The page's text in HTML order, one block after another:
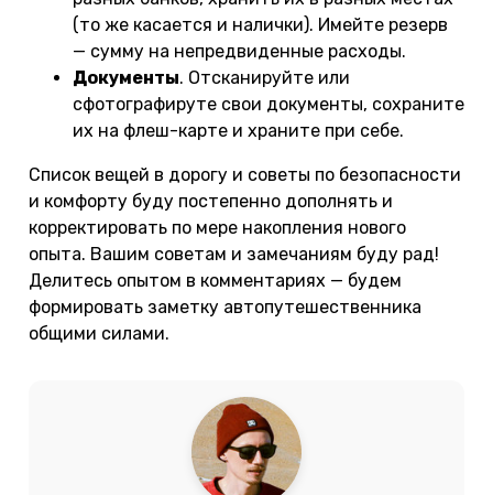
(то же касается и налички). Имейте резерв
— сумму на непредвиденные расходы.
Документы. Отсканируйте или
сфотографируте свои документы, сохраните
их на флеш-карте и храните при себе.
Список вещей в дорогу и советы по безопасности
и комфорту буду постепенно дополнять и
корректировать по мере накопления нового
опыта. Вашим советам и замечаниям буду рад!
Делитесь опытом в комментариях — будем
формировать заметку автопутешественника
общими силами.